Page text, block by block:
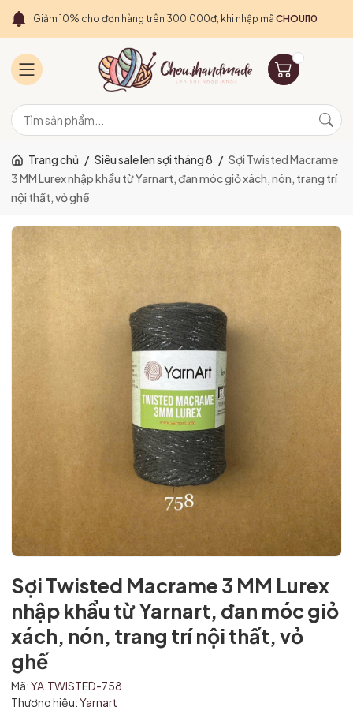
Giảm 10% cho đơn hàng trên 300.000đ, khi nhập mã CHOUI10
Trang chủ / Siêu sale len sợi tháng 8 / Sợi Twisted Macrame
3 MM Lurex nhập khẩu từ Yarnart, đan móc giỏ xách, nón, trang trí
nội thất, vỏ ghế
Sợi Twisted Macrame 3 MM Lurex
nhập khẩu từ Yarnart, đan móc giỏ
xách, nón, trang trí nội thất, vỏ
ghế
Mã:YA.TWISTED-758
Thương hiệu:Yarnart